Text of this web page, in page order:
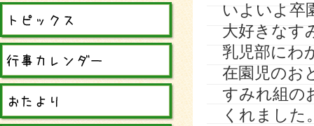
いよいよ卒
大好きなす
乳児部にわ
在園児のお
すみれ組の
くれました